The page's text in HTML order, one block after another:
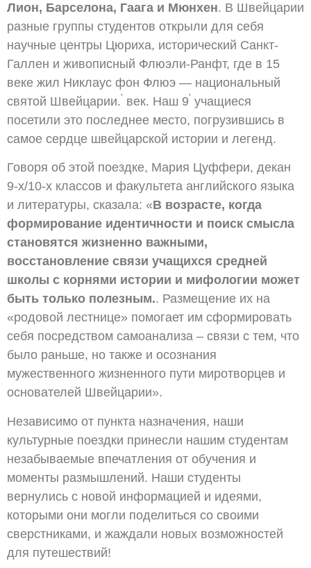
Лион, Барселона, Гаага и Мюнхен. В Швейцарии
разные группы студентов открыли для себя
научные центры Цюриха, исторический Санкт-
Галлен и живописный Флюэли-Ранфт, где в 15
веке жил Никлаус фон Флюэ — национальный
святой Швейцарии.' век. Наш 9' учащиеся
посетили это последнее место, погрузившись в
самое сердце швейцарской истории и легенд.
Говоря об этой поездке, Мария Цуффери, декан
9-х/10-х классов и факультета английского языка
и литературы, сказала: «В возрасте, когда
формирование идентичности и поиск смысла
становятся жизненно важными,
восстановление связи учащихся средней
школы с корнями истории и мифологии может
быть только полезным.. Размещение их на
«родовой лестнице» помогает им сформировать
себя посредством самоанализа – связи с тем, что
было раньше, но также и осознания
мужественного жизненного пути миротворцев и
основателей Швейцарии».
Независимо от пункта назначения, наши
культурные поездки принесли нашим студентам
незабываемые впечатления от обучения и
моменты размышлений. Наши студенты
вернулись с новой информацией и идеями,
которыми они могли поделиться со своими
сверстниками, и жаждали новых возможностей
для путешествий!